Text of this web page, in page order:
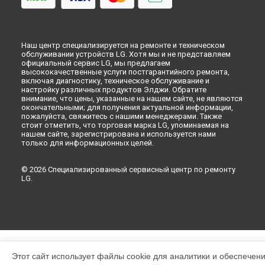
Наш центр специализируется на ремонте и техническом
обслуживании устройств LG. Хотя мы и не представляем
официальный сервис LG, мы предлагаем
высококачественные услуги постгарантийного ремонта,
включая диагностику, техническое обслуживание и
настройку различных продуктов Элджи. Обратите
внимание, что цены, указанные на нашем сайте, не являются
окончательными; для получения актуальной информации,
пожалуйста, свяжитесь с нашими менеджерами. Также
стоит отметить, что торговая марка LG, упоминаемая на
нашем сайте, зарегистрирована и используется нами
только для информационных целей.
© 2026 Специализированный сервисный центр по ремонту
LG.
Этот сайт использует файлы cookie для аналитики и